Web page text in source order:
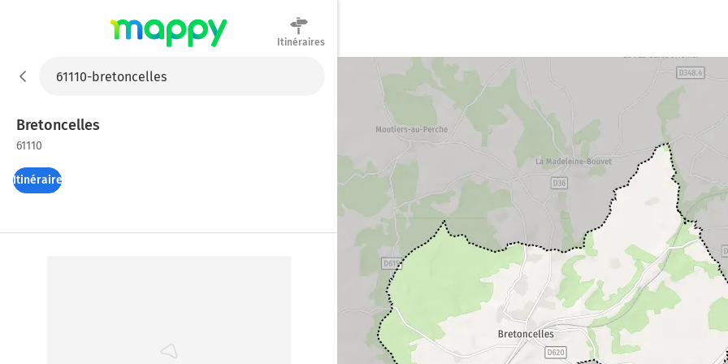
Itinéraires
Bretoncelles
61110
Itinéraires